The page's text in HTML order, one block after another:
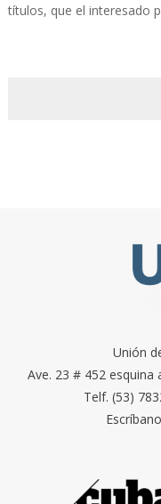
títulos, que el interesado
Unión
Ave. 23 # 452 esquina
Telf. (53)